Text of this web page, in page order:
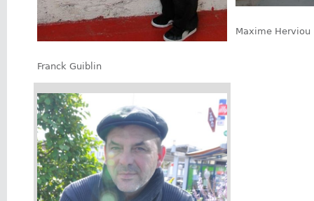
Franck Guiblin
Maxime Herviou